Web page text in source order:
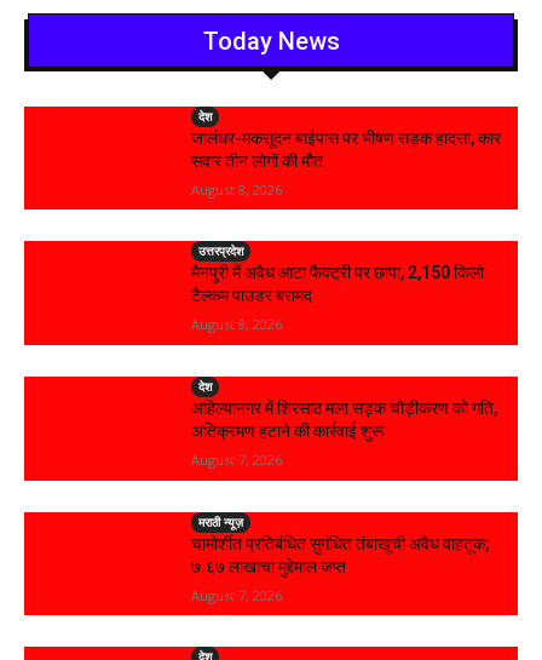
Today News
देश
जालंधर-मकसूदन बाईपास पर भीषण सड़क हादसा, कार
सवार तीन लोगों की मौत
August 8, 2026
उत्तरप्रदेश
मैनपुरी में अवैध आटा फैक्ट्री पर छापा, 2,150 किलो
टैल्कम पाउडर बरामद
August 8, 2026
देश
अहिल्यानगर में शिरसाठ मला सड़क चौड़ीकरण को गति,
अतिक्रमण हटाने की कार्रवाई शुरू
August 7, 2026
मराठी न्यूज़
चामोर्शीत प्रतिबंधित सुगंधित तंबाखूची अवैध वाहतूक;
₹७.६७ लाखांचा मुद्देमाल जप्त
August 7, 2026